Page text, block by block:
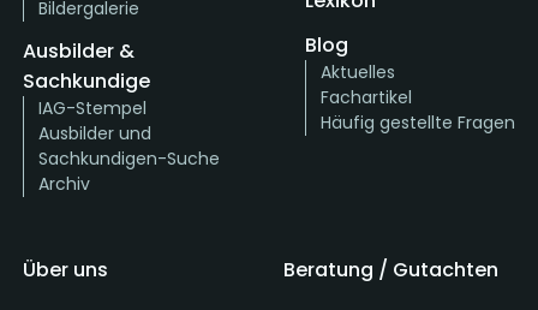
Bildergalerie
Ausbilder &
Sachkundige
IAG-Stempel
Ausbilder und
Sachkundigen-Suche
Archiv
Blog
Aktuelles
Fachartikel
Häufig gestellte Fragen
Über uns Beratung / Gutachten